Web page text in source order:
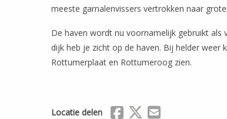
meeste garnalenvissers vertrokken naar
De haven wordt nu voornamelijk gebruikt als
dijk heb je zicht op de haven. Bij helder weer
Rottumerplaat en Rottumeroog zien.
Locatie delen Delen via Facebook
Delen via X (Twitter)
Delen via Mail